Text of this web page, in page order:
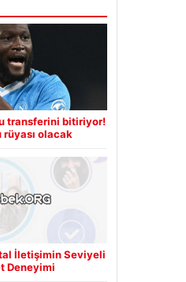
transferini bitiriyor!
rüyası olacak
İletişimin Seviyeli
Deneyimi